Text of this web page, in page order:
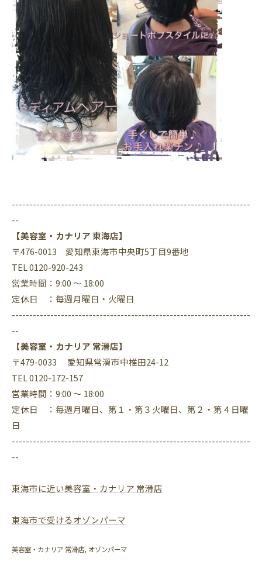
--------------------------------------------------------------------
--
【美容室・カナリア 東海店】
〒476-0013 愛知県東海市中央町5丁目9番地
TEL 0120-920-243
営業時間：9:00 ～ 18:00
定休日 ：毎週月曜日・火曜日
--------------------------------------------------------------------
--
【美容室・カナリア 常滑店】
〒479-0033 愛知県常滑市中椎田24-12
TEL 0120-172-157
営業時間：9:00 ～ 18:00
定休日 ：毎週月曜日、第１・第３火曜日、第２・第４日曜
日
--------------------------------------------------------------------
--
東海市に近い美容室・カナリア 常滑店
東海市で受けるオゾンパーマ
美容室・カナリア 常滑店 オゾンパーマ